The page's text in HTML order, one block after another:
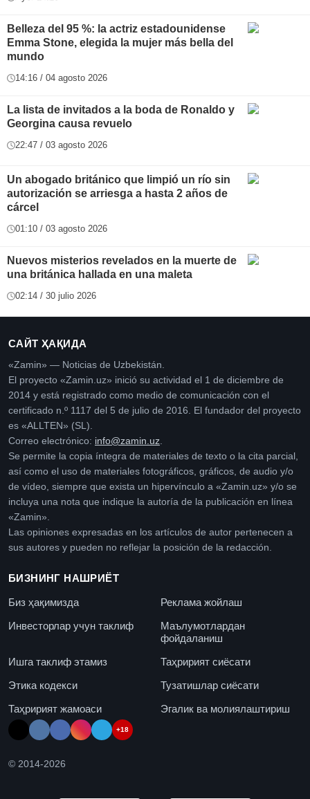
Belleza del 95 %: la actriz estadounidense
Emma Stone, elegida la mujer más bella del
mundo
14:16 / 04 agosto 2026
La lista de invitados a la boda de Ronaldo y
Georgina causa revuelo
22:47 / 03 agosto 2026
Un abogado británico que limpió un río sin
autorización se arriesga a hasta 2 años de
cárcel
01:10 / 03 agosto 2026
Nuevos misterios revelados en la muerte de
una británica hallada en una maleta
02:14 / 30 julio 2026
САЙТ ҲАҚИДА
«Zamin» — Noticias de Uzbekistán.
El proyecto «Zamin.uz» inició su actividad el 1 de diciembre de
2014 y está registrado como medio de comunicación con el
certificado n.º 1117 del 5 de julio de 2016. El fundador del proyecto
es «ALLTEN» (SL).
Correo electrónico: info@zamin.uz.
Se permite la copia íntegra de materiales de texto o la cita parcial,
así como el uso de materiales fotográficos, gráficos, de audio y/o
de vídeo, siempre que exista un hipervínculo a «Zamin.uz» y/o se
incluya una nota que indique la autoría de la publicación en línea
«Zamin».
Las opiniones expresadas en los artículos de autor pertenecen a
sus autores y pueden no reflejar la posición de la redacción.
БИЗНИНГ НАШРИЁТ
Биз ҳақимизда
Реклама жойлаш
Инвесторлар учун таклиф
Маълумотлардан
фойдаланиш
Ишга таклиф этамиз
Таҳририят сиёсати
Этика кодекси
Тузатишлар сиёсати
Таҳририят жамоаси
Эгалик ва молиялаштириш
+18
© 2014-2026